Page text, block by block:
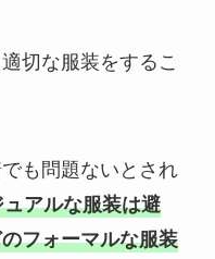
切な服装をするこ
も問題ないとされ
アルな服装は避
フォーマルな服装